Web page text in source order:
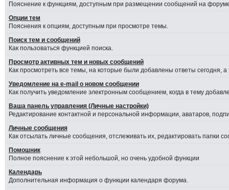
Пояснение к функциям, доступным при размещении сообщений на
Опции тем
Пояснения к опциям, доступным при просмотре темы.
Поиск тем и сообщений
Как пользоваться функцией поиска.
Просмотр активных тем и новых сообщений
Как просмотреть все темы, на которые были добавлены ответы сегодня,
Уведомление на е-mail о новом сообщении
Как получить уведомление электронным сообщением, когда в тему
Ваша панель управления (Личные настройки)
Редактирование контактной и персональной информации, аватаров,
Личные сообщения
Как отсылать личные сообщения, отслеживать их, редактировать папки
Помошник
Полное пояснение к этой небольшой, но очень удобной функции
Календарь
Дополнительная информация о функции календаря форума.